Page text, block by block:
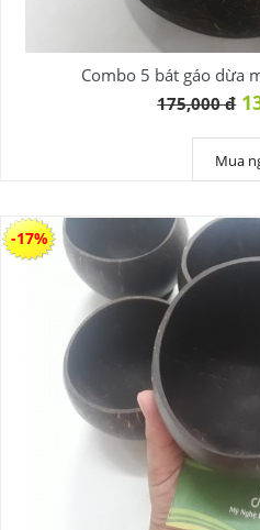
Combo 5 bát gáo dừa
175,000 đ
Mua
-17%